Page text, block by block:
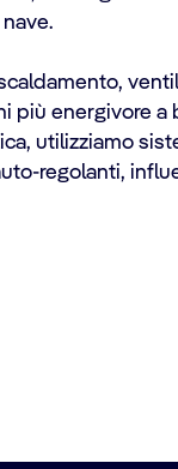
più energivore a
utilizziamo
regolanti,